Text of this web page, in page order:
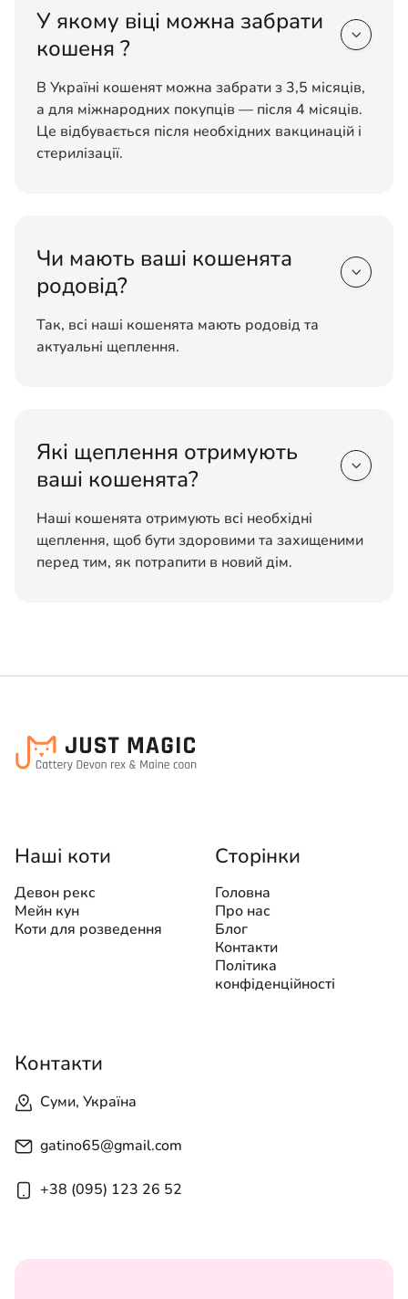
У якому віці можна забрати
кошеня ?

В Україні кошенят можна забрати з 3,5 місяців,
а для міжнародних покупців — після 4 місяців.
Це відбувається після необхідних вакцинацій і
стерилізації.
Чи мають ваші кошенята
родовід?

Так, всі наші кошенята мають родовід та
актуальні щеплення.
Які щеплення отримують
ваші кошенята?

Наші кошенята отримують всі необхідні
щеплення, щоб бути здоровими та захищеними
перед тим, як потрапити в новий дім.
Наші коти
Девон рекс
Мейн кун
Коти для розведення
Сторінки
Головна
Про нас
Блог
Контакти
Політика
конфіденційності
Контакти
Суми, Україна
gatino65@gmail.com
+38 (095) 123 26 52